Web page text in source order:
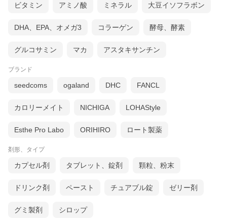
ビタミン アミノ酸 ミネラル 大豆イソフラボン
DHA、EPA、オメガ3 コラーゲン 酵母、酵素
グルコサミン マカ アスタキサンチン
ブランド
seedcoms ogaland DHC FANCL
カロリーメイト NICHIGA LOHAStyle
Esthe Pro Labo ORIHIRO ロート製薬
剤形、タイプ
カプセル剤 タブレット、錠剤 顆粒、粉末
ドリンク剤 ペースト チュアブル錠 ゼリー剤
グミ製剤 シロップ